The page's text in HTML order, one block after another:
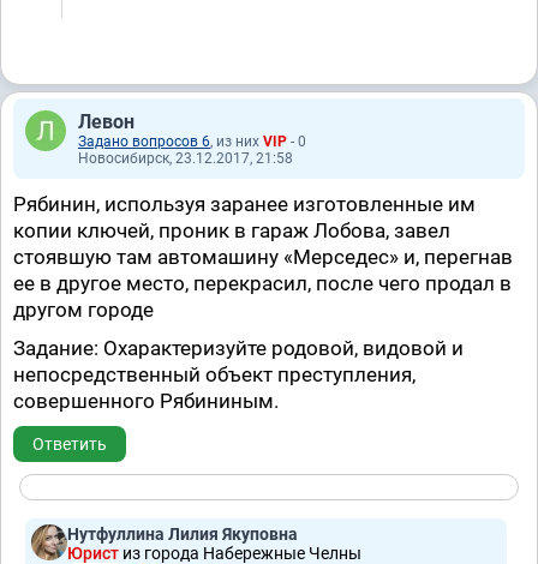
Левон
Задано вопросов 6, из них VIP - 0
Новосибирск, 23.12.2017, 21:58
Рябинин, используя заранее изготовленные им
копии ключей, проник в гараж Лобова, завел
стоявшую там автомашину «Мерседес» и, перегнав
ее в другое место, перекрасил, после чего продал в
другом городе
Задание: Охарактеризуйте родовой, видовой и
непосредственный объект преступления,
совершенного Рябининым.
Ответить
Нутфуллина Лилия Якуповна
Юрист из города Набережные Челны